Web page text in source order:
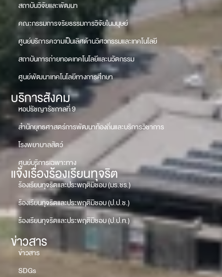
สถาบันวิจัยและพัฒนา
คณะกรรมการจริยธรรมการวิจัยในมนุษย์
ศูนย์บริการความเป็นเลิศด้านวิศวกรรมและเทคโนโลยี
สถาบันการถ่ายทอดเทคโนโลยีและนวัตกรรม
ศูนย์พัฒนาเทคโนโลยีทางการศึกษา
บริการสังคม
หอปรัชญารัชกาลที่ 9
สำนักยุทธศาสตร์การพัฒนาท้องถิ่นและบริการวิชาการ
โรงพยาบาลสัตว์
ศูนย์บริการเฉพาะทาง
แจ้งเรื่องร้องเรียนทุจริต
ร้องเรียนทุจริตและประพฤติมิชอบ (มร.ชร.)
ร้องเรียนทุจริตและประพฤติมิชอบ (ป.ป.ช.)
ร้องเรียนทุจริตและประพฤติมิชอบ (ป.ป.ท.)
ข่าวสาร
ข่าวสาร
SDGs